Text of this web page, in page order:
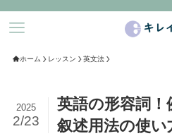
ホーム レッスン 英文法
英語の形容詞！
叙述用法の使
2025
2/23